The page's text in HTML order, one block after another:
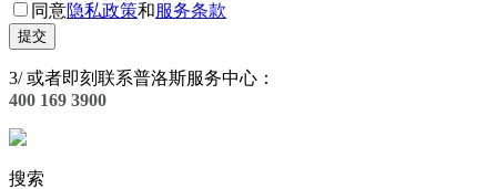
同意隐私政策和服务条款
提交
3/或者即刻联系普洛斯服务中心：
400 169 3900
搜索